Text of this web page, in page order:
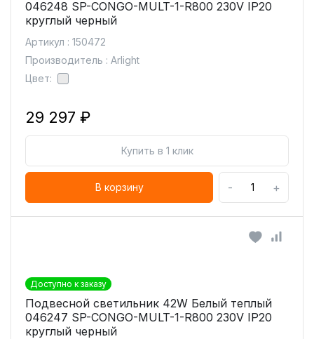
046248 SP-CONGO-MULT-1-R800 230V IP20
круглый черный
Артикул : 150472
Производитель : Arlight
Цвет:
29 297 ₽
Купить в 1 клик
В корзину - +
Доступно к заказу
Подвесной светильник 42W Белый теплый
046247 SP-CONGO-MULT-1-R800 230V IP20
круглый черный